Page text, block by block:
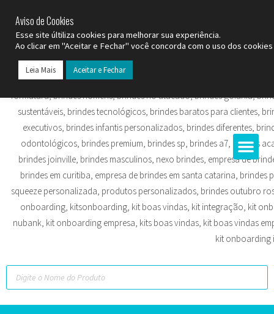
Aviso de Cookies
Esse site últiliza cookies para melhorar sua experiência.
Ao clicar em "Aceitar e Fechar" você concorda com o uso dos
Leia Mais Aceitar e Fechar